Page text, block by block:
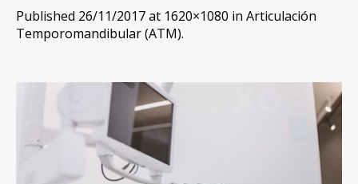
Published 26/11/2017at 1620×1080 in Articulación
Temporomandibular (ATM).